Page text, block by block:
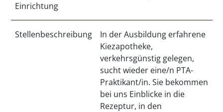
Einrichtung
Stellenbeschreibung
In der Ausbildung erfahrene
Kiezapotheke,
verkehrsgünstig gelegen,
sucht wieder eine/n PTA-
Praktikant/in. Sie bekommen
bei uns Einblicke in die
Rezeptur, in den